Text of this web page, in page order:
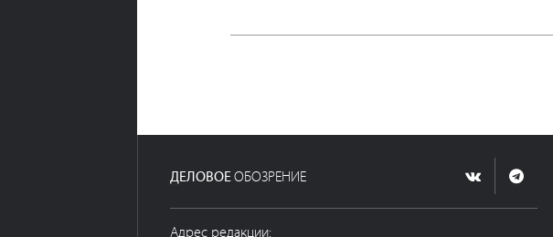
ДЕЛОВОЕОБОЗРЕНИЕ
Адрес редакции: